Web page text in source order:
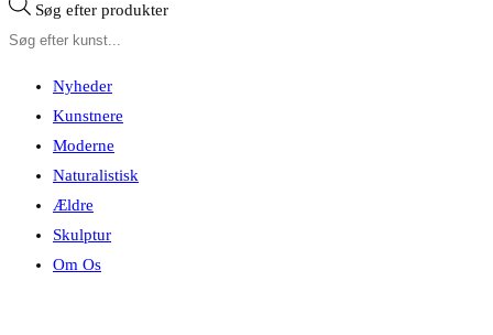
Søg efter produkter
Nyheder
Kunstnere
Moderne
Naturalistisk
Ældre
Skulptur
Om Os